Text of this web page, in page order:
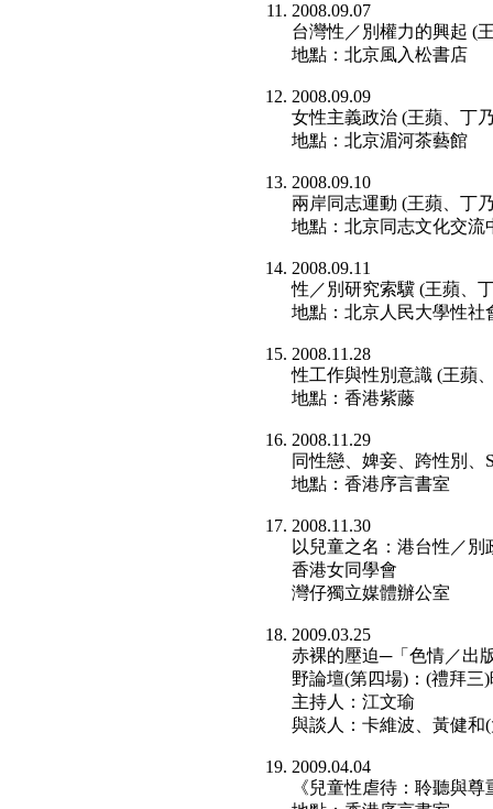
2008.09.07
台灣性／別權力的興起 (
地點：北京風入松書店
2008.09.09
女性主義政治 (王蘋、丁
地點：北京湄河茶藝館
2008.09.10
兩岸同志運動 (王蘋、丁
地點：北京同志文化交流
2008.09.11
性／別研究索驥 (王蘋、
地點：北京人民大學性社
2008.11.28
性工作與性別意識 (王蘋
地點：香港紫藤
2008.11.29
同性戀、婢妾、跨性別、
地點：香港序言書室
2008.11.30
以兒童之名：港台性／
香港女同學會
灣仔獨立媒體辦公室
2009.03.25
赤裸的壓迫─「色情／出
野論壇(第四場)：(禮拜三
主持人：江文瑜
與談人：卡維波、黃健和
2009.04.04
《兒童性虐待：聆聽與